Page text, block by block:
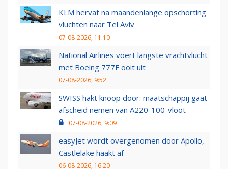
KLM hervat na maandenlange opschorting
vluchten naar Tel Aviv
07-08-2026, 11:10
National Airlines voert langste vrachtvlucht
met Boeing 777F ooit uit
07-08-2026, 9:52
SWISS hakt knoop door: maatschappij gaat
afscheid nemen van A220-100-vloot
07-08-2026, 9:09
easyJet wordt overgenomen door Apollo,
Castlelake haakt af
06-08-2026, 16:20